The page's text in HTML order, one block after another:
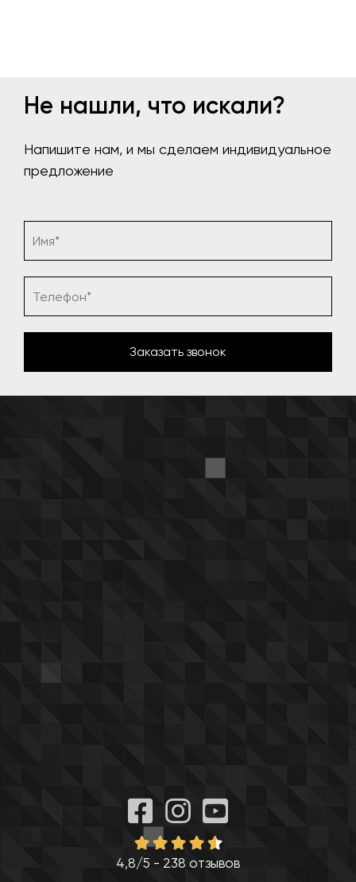
Не нашли, что искали?
Напишите нам, и мы сделаем индивидуальное
предложение
4,8/5 - 238 отзывов